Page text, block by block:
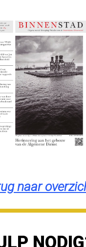
naar